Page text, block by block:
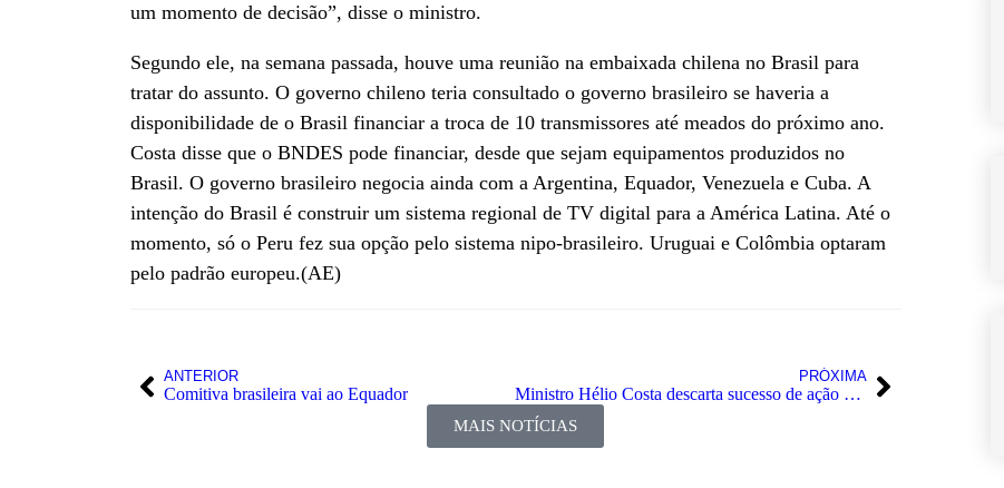
um momento de decisão”, disse o ministro.
Segundo ele, na semana passada, houve uma reunião na embaixada chilena no Brasil para
tratar do assunto. O governo chileno teria consultado o governo brasileiro se haveria a
disponibilidade de o Brasil financiar a troca de 10 transmissores até meados do próximo ano.
Costa disse que o BNDES pode financiar, desde que sejam equipamentos produzidos no
Brasil. O governo brasileiro negocia ainda com a Argentina, Equador, Venezuela e Cuba. A
intenção do Brasil é construir um sistema regional de TV digital para a América Latina. Até o
momento, só o Peru fez sua opção pelo sistema nipo-brasileiro. Uruguai e Colômbia optaram
pelo padrão europeu.(AE)
ANTERIOR
Comitiva brasileira vai ao Equador
PRÓXIMA
Ministro Hélio Costa descarta sucesso de ação contrária ao modelo de TV digital
MAIS NOTÍCIAS